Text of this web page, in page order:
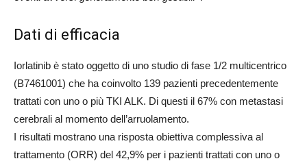
Dati di efficacia
Iorlatinib è stato oggetto di uno studio di fase 1/2 multicentrico
(B7461001) che ha coinvolto 139 pazienti precedentemente
trattati con uno o più TKI ALK. Di questi il 67% con metastasi
cerebrali al momento dell’arruolamento.
I risultati mostrano una risposta obiettiva complessiva al
trattamento (ORR) del 42,9% per i pazienti trattati con uno o